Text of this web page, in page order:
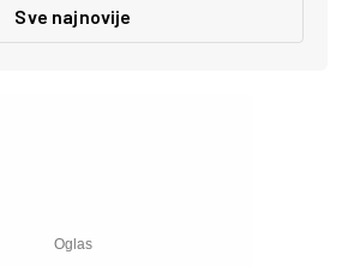
Sve najnovije